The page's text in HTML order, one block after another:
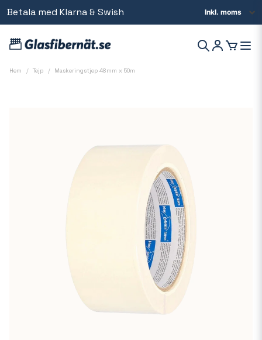
Betala med Klarna & Swish
Beställ innan kl 14 så skickar vi samma dag
Hem Tejp Maskeringstjep 48mm x 50m